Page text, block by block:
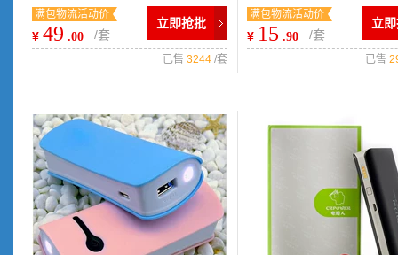
源 苹果移动充电宝 拉丝效果
满包物流活动价
¥ 49 .00 /套
立即抢批
已售 3244 /套
宝 OEM礼品订制 诚招代理
满包物流活动价
¥ 15 .90 /套
立
已售